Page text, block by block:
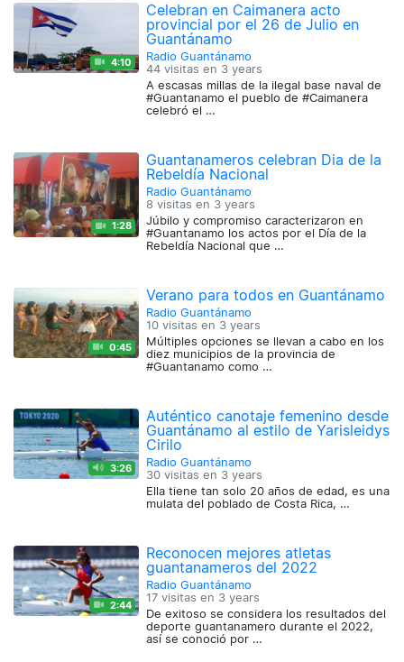
4:10
Celebran en Caimanera acto
provincial por el 26 de Julio en
Guantánamo
Radio Guantánamo
44 visitas en 3 years
A escasas millas de la ilegal base naval de
#Guantanamo el pueblo de #Caimanera
celebró el …
1:28
Guantanameros celebran Dia de la
Rebeldía Nacional
Radio Guantánamo
8 visitas en 3 years
Júbilo y compromiso caracterizaron en
#Guantanamo los actos por el Día de la
Rebeldía Nacional que …
0:45
Verano para todos en Guantánamo
Radio Guantánamo
10 visitas en 3 years
Múltiples opciones se llevan a cabo en los
diez municipios de la provincia de
#Guantanamo como …
3:26
Auténtico canotaje femenino desde
Guantánamo al estilo de Yarisleidys
Cirilo
Radio Guantánamo
30 visitas en 3 years
Ella tiene tan solo 20 años de edad, es una
mulata del poblado de Costa Rica, …
2:44
Reconocen mejores atletas
guantanameros del 2022
Radio Guantánamo
17 visitas en 3 years
De exitoso se considera los resultados del
deporte guantanamero durante el 2022,
así se conoció por …